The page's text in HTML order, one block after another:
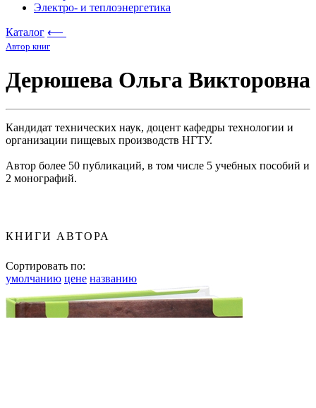
Электро- и теплоэнергетика
Каталог ⟵
Автор книг
Дерюшева Ольга Викторовна
Кандидат технических наук, доцент кафедры технологии и
организации пищевых производств НГТУ.
Автор более 50 публикаций, в том числе 5 учебных пособий и
2 монографий.
КНИГИ АВТОРА
Сортировать по:
умолчанию цене названию